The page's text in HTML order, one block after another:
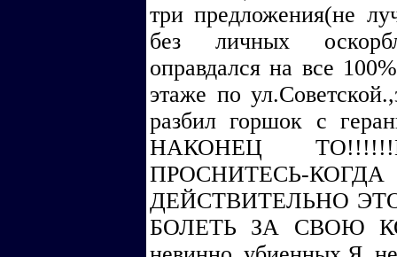
три предложения(не
без личных
оправдался на все
этаже по
разбил горшок с
НАКОНЕЦ
ДЕЙСТВИТЕЛЬНО
БОЛЕТЬ ЗА СВОЮ